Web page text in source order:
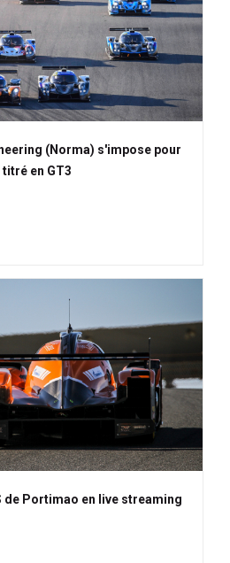
(Norma) s'impose pour
en GT3
de Portimao en live streaming